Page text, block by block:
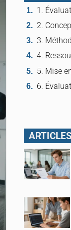
1.
2.
3.
4.
5. Mise
6.